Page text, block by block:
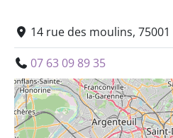
14 rue des moulins, 75001
07 63 09 89 35